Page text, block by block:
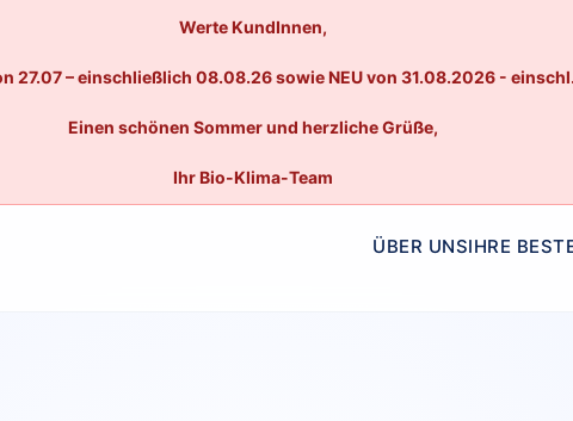
Werte KundInnen,
27.07 – einschließlich 08.08.26 sowie NEU von 31.08.2026 -
Einen schönen Sommer und herzliche Grüße,
Ihr Bio-Klima-Team
ÜBER UNSIHRE